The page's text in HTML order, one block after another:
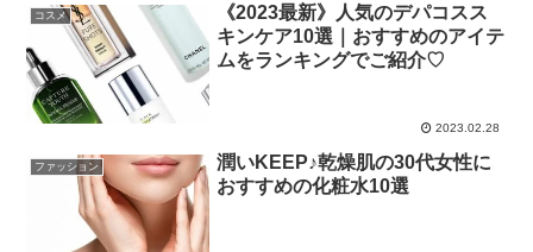
コスメ
《2023最新》人気のデパコスス
キンケア10選｜おすすめのアイテ
ムをランキングでご紹介♡
2023.02.28
ファッション
潤いKEEP♪乾燥肌の30代女性に
おすすめの化粧水10選